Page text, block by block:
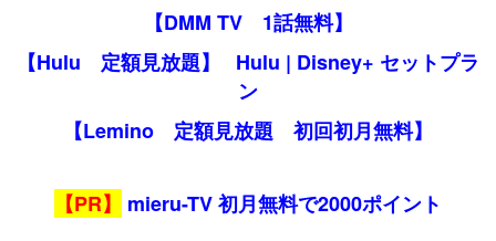
【DMM TV 1話無料】
【Hulu 定額見放題】
Hulu | Disney+ セットプラ
ン
【Lemino 定額見放題 初回初月無料】
【PR】 mieru-TV 初月無料で2000ポイント